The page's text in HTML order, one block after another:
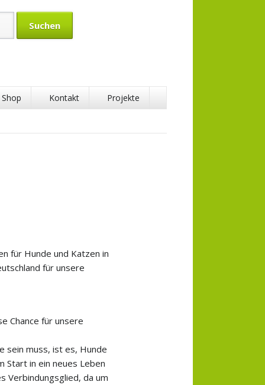
Shop Kontakt Projekte
für Hunde und Katzen in
für unsere
Chance für unsere
sein muss, ist es, Hunde
Start in ein neues Leben
Verbindungsglied, da um